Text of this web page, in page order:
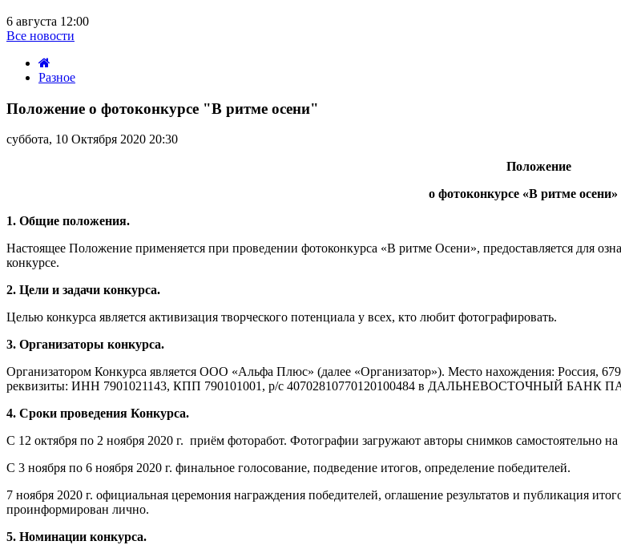
6 августа 12:00
Все новости
Разное
о
фотоконкурсе
"В
ритме
Положение о фотоконкурсе "В ритме осени"
суббота, 10 Октября 2020 20:30
Положение
о фотоконкурсе «В ритме осени»
1. Общие положения.
Настоящее Положение применяется при проведении фотоконкурса «В ритме Осени», предоставляется для
конкурсе.
2. Цели и задачи конкурса.
Целью конкурса является активизация творческого потенциала у всех, кто любит фотографировать.
3. Организаторы конкурса.
Организатором Конкурса является ООО «Альфа Плюс» (далее «Организатор»). Место нахождения: Россия,
реквизиты: ИНН 7901021143, КПП 790101001, р/с 40702810770120100484 в ДАЛЬНЕВОСТОЧНЫЙ БАНК
4. Сроки проведения Конкурса.
С 12 октября по 2 ноября 2020 г. приём фоторабот. Фотографии загружают авторы снимков самостоятельно на
С 3 ноября по 6 ноября 2020 г. финальное голосование, подведение итогов, определение победителей.
7 ноября 2020 г. официальная церемония награждения победителей, оглашение результатов и публикация
проинформирован лично.
5. Номинации конкурса.